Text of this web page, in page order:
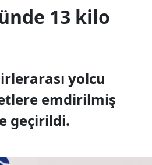
13 kilo
yolcu
emdirilmiş
geçirildi.